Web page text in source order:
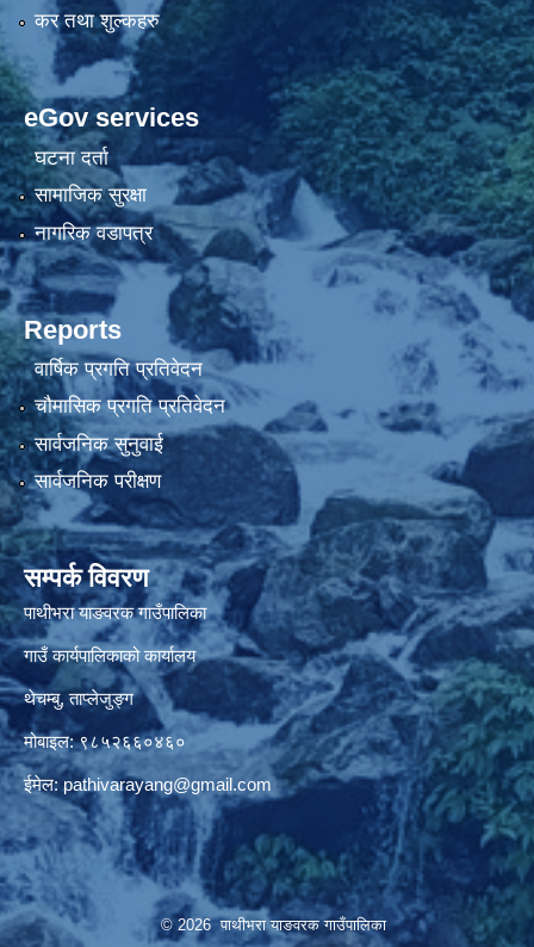
कर तथा शुल्कहरु
eGov services
घटना दर्ता
सामाजिक सुरक्षा
नागरिक वडापत्र
Reports
वार्षिक प्रगति प्रतिवेदन
चौमासिक प्रगति प्रतिवेदन
सार्वजनिक सुनुवाई
सार्वजनिक परीक्षण
सम्पर्क विवरण
पाथीभरा याङवरक गाउँपालिका
गाउँ कार्यपालिकाको कार्यालय
थेचम्बु, ताप्लेजुङ्ग
मोबाइल: ९८५२६६०४६०
ईमेल:pathivarayang@gmail.com
© 2026 पाथीभरा याङवरक गाउँपालिका